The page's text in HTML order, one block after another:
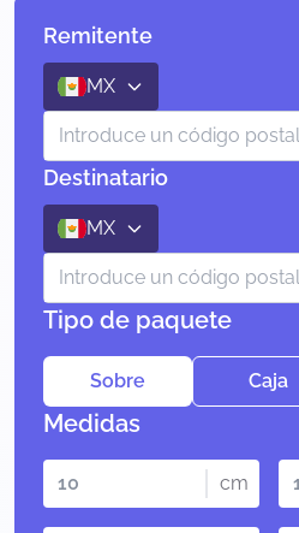
Remitente
MX
Destinatario
MX
Tipo de paquete
Sobre Caja
Medidas
cm